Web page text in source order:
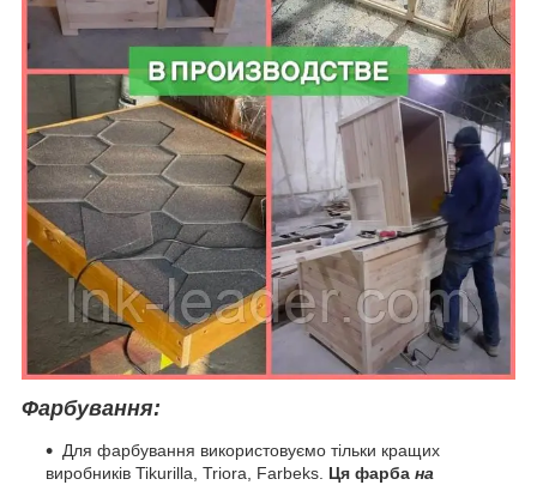
Фарбування:
Для фарбування використовуємо тільки кращих
виробників Tikurilla, Triora, Farbeks. Ця фарба на